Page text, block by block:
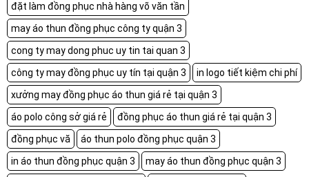
đặt làm đồng phục nhà hàng võ văn tần
may áo thun đồng phục công ty quận 3
cong ty may dong phuc uy tin tai quan 3
công ty may đồng phục uy tín tại quận 3
in logo tiết kiệm chi phí
xưởng may đồng phục áo thun giá rẻ tại quận 3
áo polo công sở giá rẻ
đồng phục áo thun giá rẻ tại quận 3
đồng phục vă
áo thun polo đồng phục quận 3
in áo thun đồng phục quận 3
may áo thun đồng phục quận 3